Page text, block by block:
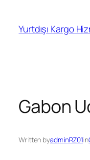
Yurtdışı Kargo
Gabon
Written byadminRZ01in